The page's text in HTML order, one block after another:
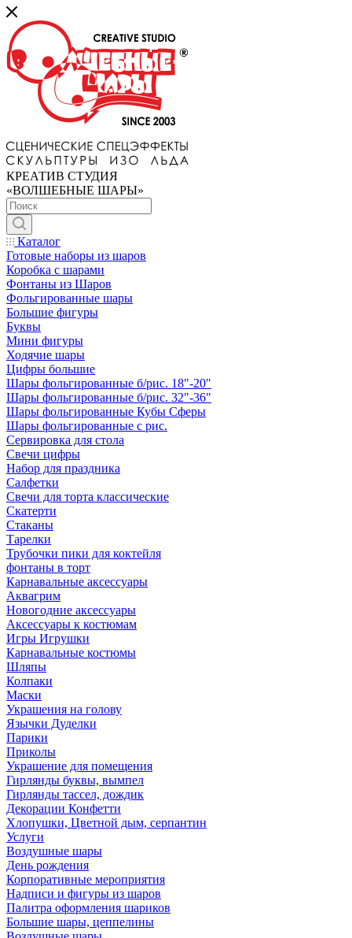
КРЕАТИВ СТУДИЯ
«ВОЛШЕБНЫЕ ШАРЫ»
Каталог
Готовые наборы из шаров
Коробка с шарами
Фонтаны из Шаров
Фольгированные шары
Большие фигуры
Буквы
Мини фигуры
Ходячие шары
Цифры большие
Шары фольгированные б/рис. 18"-20"
Шары фольгированные б/рис. 32"-36"
Шары фольгированные Кубы Сферы
Шары фольгированные с рис.
Сервировка для стола
Свечи цифры
Набор для праздника
Салфетки
Свечи для торта классические
Скатерти
Стаканы
Тарелки
Трубочки пики для коктейля
фонтаны в торт
Карнавальные аксессуары
Аквагрим
Новогодние аксессуары
Аксессуары к костюмам
Игры Игрушки
Карнавальные костюмы
Шляпы
Колпаки
Маски
Украшения на голову
Язычки Дуделки
Парики
Приколы
Украшение для помещения
Гирлянды буквы, вымпел
Гирлянды тассел, дождик
Декорации Конфетти
Хлопушки, Цветной дым, серпантин
Услуги
Воздушные шары
День рождения
Корпоративные мероприятия
Надписи и фигуры из шаров
Палитра оформления шариков
Большие шары, цеппелины